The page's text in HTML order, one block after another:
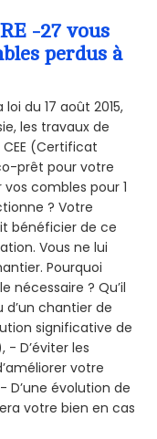
-27 vous
perdus à
du 17 août 2015,
les travaux de
(Certificat
prêt pour votre
combles pour 1
? Votre
bénéficier de ce
Vous ne lui
Pourquoi
nécessaire ? Qu’il
d’un chantier de
significative de
- D’éviter les
votre
évolution de
votre bien en cas